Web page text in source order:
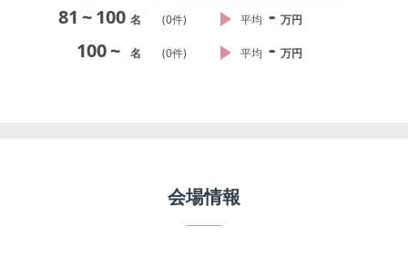
81 ~100 名 (0件) 平均 - 万円
100~ 名 (0件) 平均 - 万円
会場情報